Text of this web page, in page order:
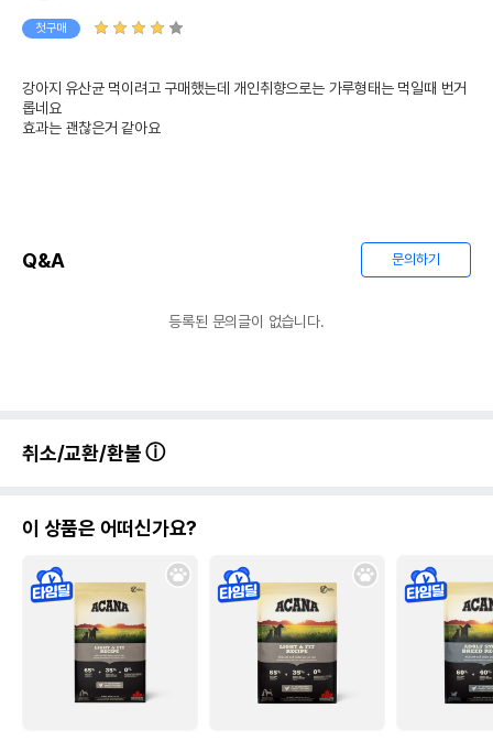
첫구매
강아지 유산균 먹이려고 구매했는데 개인취향으로는 가루형태는 먹일때 번거
롭네요
효과는 괜찮은거 같아요
Q&A 문의하기
등록된 문의글이 없습니다.
취소/교환/환불
이 상품은 어떠신가요?